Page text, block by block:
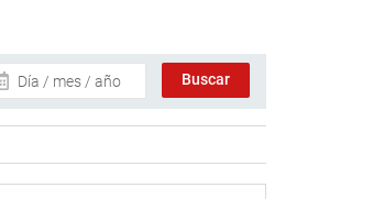
Día / mes / año